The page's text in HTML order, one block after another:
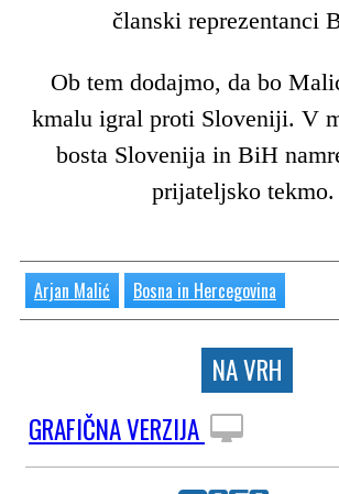
članski reprezentanci
Ob tem dodajmo, da bo
kmalu igral proti Sloveniji. V
bosta Slovenija in BiH
prijateljsko tekmo.
Arjan Malić Bosna in Hercegovina
NA VRH
GRAFIČNA VERZIJA